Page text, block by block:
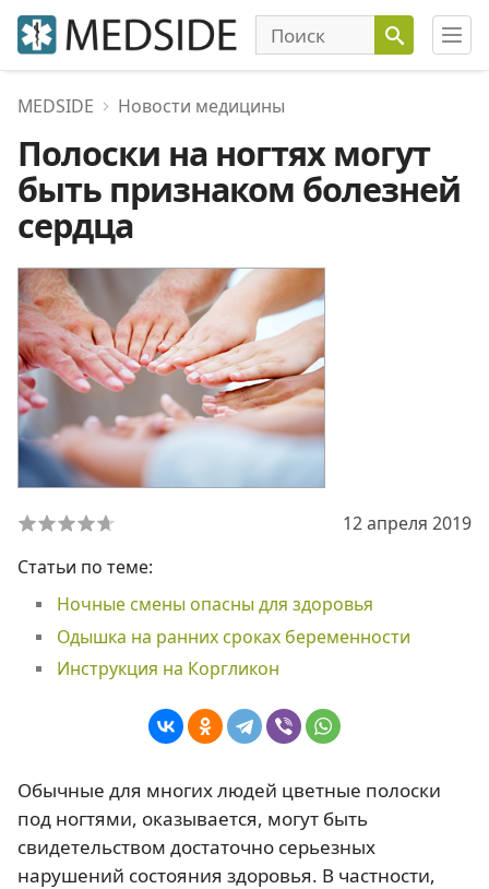
MEDSIDE Новости медицины
Полоски на ногтях могут
быть признаком болезней
сердца
12 апреля 2019
Статьи по теме:
Ночные смены опасны для здоровья
Одышка на ранних сроках беременности
Инструкция на Коргликон
Обычные для многих людей цветные полоски
под ногтями, оказывается, могут быть
свидетельством достаточно серьезных
нарушений состояния здоровья. В частности,